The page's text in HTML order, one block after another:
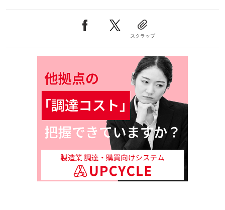
スクラップ